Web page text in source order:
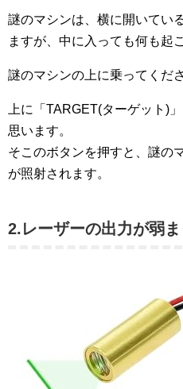
謎のマシンは、横に開いてい
ますが、中に入っても何も起
謎のマシンの上に乗ってくださ
上に「TARGET(ターゲット)
思います。
そこのボタンを押すと、謎の
が照射されます。
2.レーザーの出力が弱